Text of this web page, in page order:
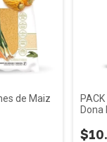
de Maiz
Dona